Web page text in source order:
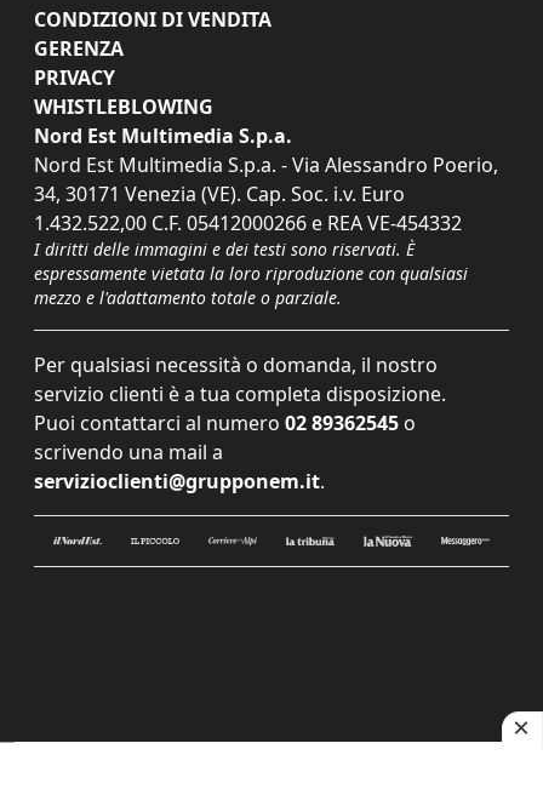
CONDIZIONI DI VENDITA
GERENZA
PRIVACY
WHISTLEBLOWING
Nord Est Multimedia S.p.a.
Nord Est Multimedia S.p.a. - Via Alessandro Poerio,
34, 30171 Venezia (VE). Cap. Soc. i.v. Euro
1.432.522,00 C.F. 05412000266 e REA VE-454332
I diritti delle immagini e dei testi sono riservati. È
espressamente vietata la loro riproduzione con qualsiasi
mezzo e l'adattamento totale o parziale.
Per qualsiasi necessità o domanda, il nostro
servizio clienti è a tua completa disposizione.
Puoi contattarci al numero 02 89362545 o
scrivendo una mail a
servizioclienti@grupponem.it.